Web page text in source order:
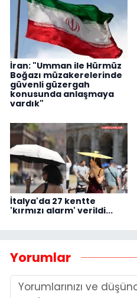
İran: "Umman ile Hürmüz
Boğazı müzakerelerinde
güvenli güzergah
konusunda anlaşmaya
vardık"
İtalya'da 27 kentte
'kırmızı alarm' verildi...
Yorumlar